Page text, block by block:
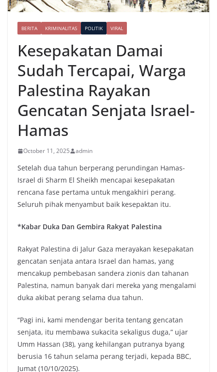
BERITA KRIMINALITAS POLITIK VIRAL
Kesepakatan Damai
Sudah Tercapai, Warga
Palestina Rayakan
Gencatan Senjata Israel-
Hamas
October 11, 2025 admin
Setelah dua tahun berperang perundingan Hamas-
Israel di Sharm El Sheikh mencapai kesepakatan
rencana fase pertama untuk mengakhiri perang.
Seluruh pihak menyambut baik kesepaktan itu.
*Kabar Duka Dan Gembira Rakyat Palestina
Rakyat Palestina di Jalur Gaza merayakan kesepakatan
gencatan senjata antara Israel dan hamas, yang
mencakup pembebasan sandera zionis dan tahanan
Palestina, namun banyak dari mereka yang mengalami
duka akibat perang selama dua tahun.
“Pagi ini, kami mendengar berita tentang gencatan
senjata, itu membawa sukacita sekaligus duga,” ujar
Umm Hassan (38), yang kehilangan putranya byang
berusia 16 tahun selama perang terjadi, kepada BBC,
Jumat (10/10/2025).